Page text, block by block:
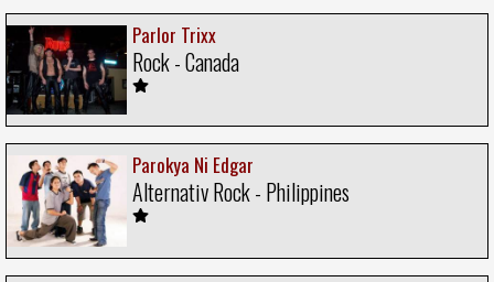
Parlor Trixx
Rock - Canada
Parokya Ni Edgar
Alternativ Rock - Philippines